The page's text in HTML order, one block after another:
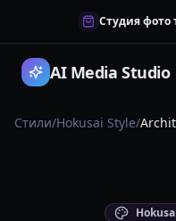
Студия фото
AI Media Studio
Стили/Hokusai Style/